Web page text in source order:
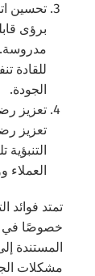
تحسين
برؤى
مدروسة.
للقادة
الجودة.
تعزيز
تعزيز
العملاء
تمتد فوائد
خصوصًا في
المستندة
مشكلات